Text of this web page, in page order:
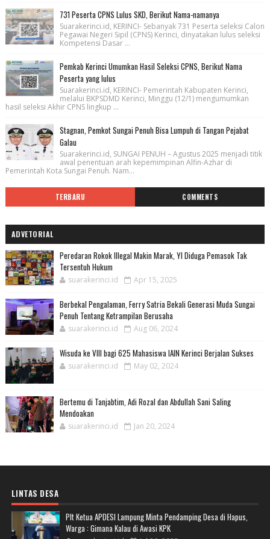
731 Peserta CPNS Lulus SKD, Berikut Nama-namanya
Suarakerinci.id, KERINCI- Sebanyak 731 Peserta seleksi Calon
Pegawai Negeri Sipil (CPNS) Kerinci, dinyatakan lulus seleksi
Kompetensi Dasar ...
Pemkab Kerinci Umumkan Hasil Seleksi CPNS, Berikut Nama
Peserta yang lulus
Suarakerinci.id, KERINCI- Pemerintah Kabupaten Kerinci,
melalui BKPSDMD Kerinci, Minggu (12/1) mengumumkan
hasil seleksi Akhir CPNS lingkup ...
Stagnan, Pemkot Sungai Penuh Bisa Lumpuh di Tangan Pejabat
Galau
Suarakerinci.id, SUNGAI PENUH – Agustus 2025 menjadi titik
awal penentuan arah kepemimpinan Alfin-Azhar di
Pemerintah Kota Sungai Penuh. Nam...
TERBARU COMMENTS
ADVETORIAL
Peredaran Rokok Illegal Makin Marak, YI Diduga Pemasok Tak
Tersentuh Hukum
suarakerinci.id Apr 15, 2025
Berbekal Pengalaman, Ferry Satria Bekali Generasi Muda Sungai
Penuh Tentang Ketrampilan Berusaha
suarakerinci.id Aug 06, 2024
Wisuda ke VIII bagi 625 Mahasiswa IAIN Kerinci Berjalan Sukses
suarakerinci.id May 02, 2024
Bertemu di Tanjabtim, Adi Rozal dan Abdullah Sani Saling
Mendoakan
suarakerinci.id Jan 20, 2024
LINTAS DESA
Plt Ketua APDESI Lampung Minta Pendamping Desa di Hapus,
Warga : Gimana Kalau di Awasi KPK